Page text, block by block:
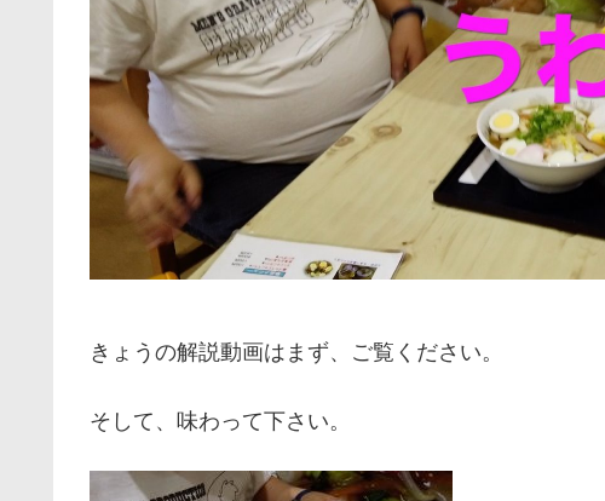
きょうの解説動画はまず、ご覧ください。
そして、味わって下さい。